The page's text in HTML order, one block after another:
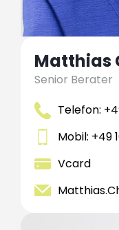
Matthias
Senior Berater
Telefon:
Mobil: +49
Vcard